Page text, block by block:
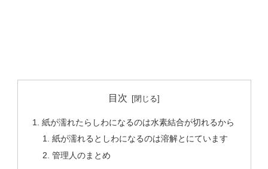
目次
紙が濡れたらしわになるのは水素結合が切れるから
紙が濡れるとしわになるのは溶解とにています
管理人のまとめ